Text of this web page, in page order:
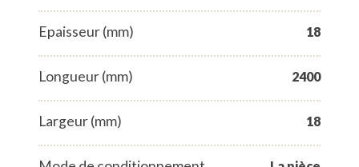
Epaisseur (mm) 18
Longueur (mm) 2400
Largeur (mm) 18